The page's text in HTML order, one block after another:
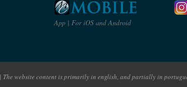
App | For iOS and Android
website content is primarily in english, and partially in